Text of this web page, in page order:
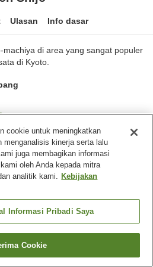
Ulasan Info dasar
machiya di area yang sangat populer
di Kyoto.
Laundry gratis
Pemandian udara terbuka
Kota Kyoto
kamar
cookie untuk meningkatkan
menganalisis kinerja serta lalu
juga membagikan informasi
oleh Anda kepada mitra
analitik kami. Kebijakan
Informasi Pribadi Saya
Cookie